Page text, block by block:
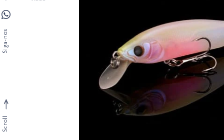
Siga-nos
Scroll